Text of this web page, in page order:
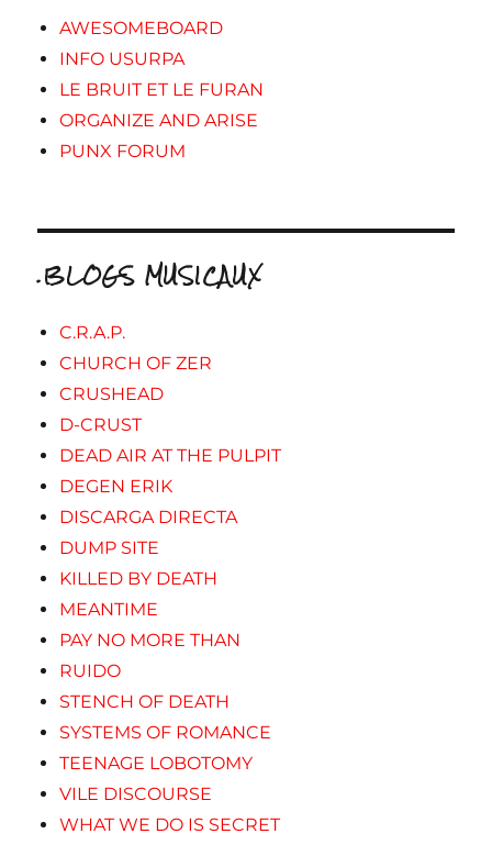
AWESOMEBOARD
INFO USURPA
LE BRUIT ET LE FURAN
ORGANIZE AND ARISE
PUNX FORUM
.BLOGS MUSICAUX
C.R.A.P.
CHURCH OF ZER
CRUSHEAD
D-CRUST
DEAD AIR AT THE PULPIT
DEGEN ERIK
DISCARGA DIRECTA
DUMP SITE
KILLED BY DEATH
MEANTIME
PAY NO MORE THAN
RUIDO
STENCH OF DEATH
SYSTEMS OF ROMANCE
TEENAGE LOBOTOMY
VILE DISCOURSE
WHAT WE DO IS SECRET